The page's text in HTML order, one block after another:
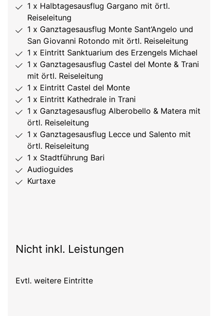
1 x Halbtagesausflug Gargano mit örtl.
Reiseleitung
1 x Ganztagesausflug Monte Sant’Angelo und
San Giovanni Rotondo mit örtl. Reiseleitung
1 x Eintritt Sanktuarium des Erzengels Michael
1 x Ganztagesausflug Castel del Monte & Trani
mit örtl. Reiseleitung
1 x Eintritt Castel del Monte
1 x Eintritt Kathedrale in Trani
1 x Ganztagesausflug Alberobello & Matera mit
örtl. Reiseleitung
1 x Ganztagesausflug Lecce und Salento mit
örtl. Reiseleitung
1 x Stadtführung Bari
Audioguides
Kurtaxe
Nicht inkl. Leistungen
Evtl. weitere Eintritte